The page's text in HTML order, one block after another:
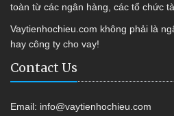
toàn từ các ngân hàng, các tổ chức
Vaytienhochieu.com không phải là
hay công ty cho vay!
Contact Us
Email: info@vaytienhochieu.com